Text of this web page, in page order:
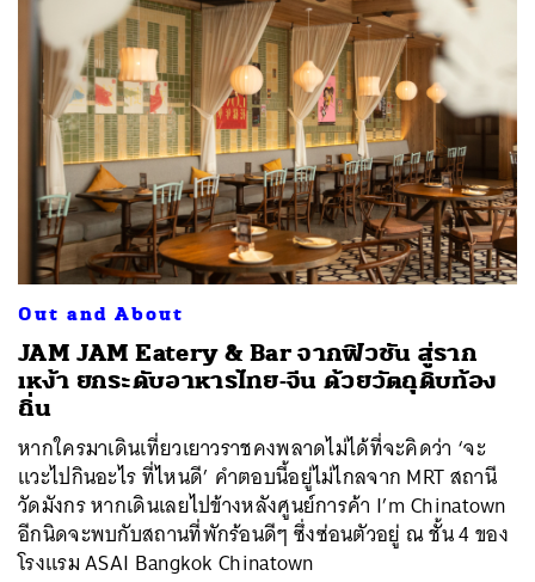
Out and About
JAM JAM Eatery & Bar จากฟิวชัน สู่ราก
เหง้า ยกระดับอาหารไทย-จีน ด้วยวัตถุดิบท้อง
ถิ่น
หากใครมาเดินเที่ยวเยาวราชคงพลาดไม่ได้ที่จะคิดว่า ‘จะ
แวะไปกินอะไร ที่ไหนดี’ คำตอบนี้อยู่ไม่ไกลจาก MRT สถานี
วัดมังกร หากเดินเลยไปข้างหลังศูนย์การค้า I’m Chinatown
อีกนิดจะพบกับสถานที่พักร้อนดีๆ ซึ่งซ่อนตัวอยู่ ณ ชั้น 4 ของ
โรงแรม ASAI Bangkok Chinatown